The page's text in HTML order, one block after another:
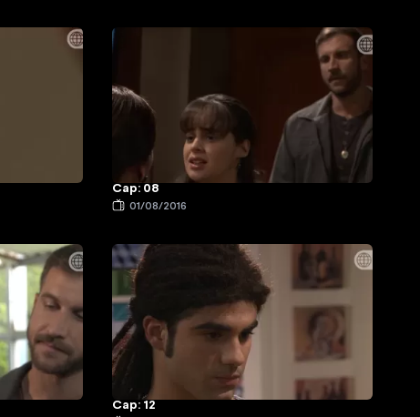
Cap: 08
01/08/2016
Cap: 12